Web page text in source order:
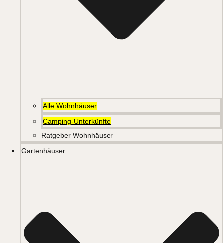
Alle Wohnhäuser
Camping-Unterkünfte
Ratgeber Wohnhäuser
Gartenhäuser